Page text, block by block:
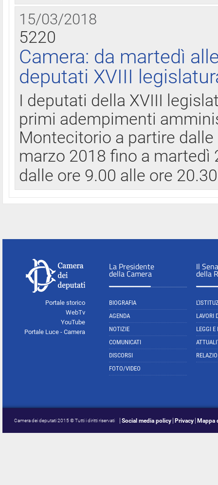
15/03/2018
5220
Camera: da martedì
deputati XVIII
I deputati della XVIII
primi adempimenti
Montecitorio a partire
marzo 2018 fino a
dalle ore 9.00 alle ore
Portale storico
WebTv
YouTube
Portale Luce - Camera
La Presidente
della Camera
BIOGRAFIA
AGENDA
NOTIZIE
COMUNICATI
DISCORSI
FOTO/VIDEO
Il
della
LAVORI
LEGGI E
Camera dei deputati 2015 © Tutti i diritti riservati Social media policy Privacy Mappa